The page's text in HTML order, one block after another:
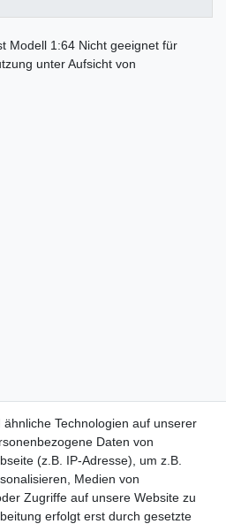
Modell 1:64 Nicht geeignet für
unter Aufsicht von
Technologien auf unserer
Daten von
(z.B. IP-Adresse), um z.B.
Medien von
Zugriffe auf unsere Website zu
erfolgt erst durch gesetzte